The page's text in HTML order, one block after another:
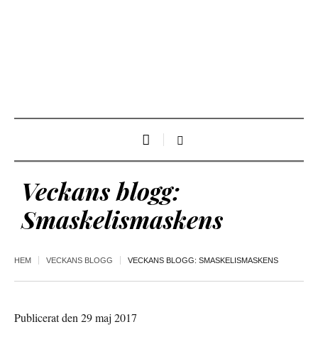
Veckans blogg:
Smaskelismaskens
HEM VECKANS BLOGG VECKANS BLOGG: SMASKELISMASKENS
Publicerat den 29 maj 2017